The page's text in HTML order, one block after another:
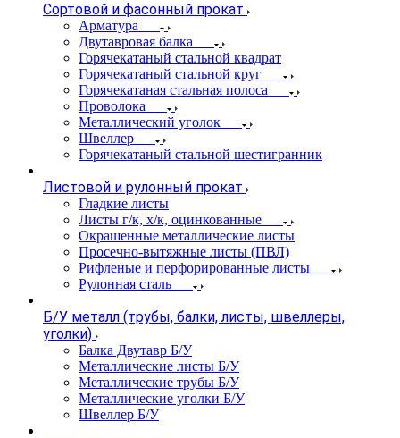
Сортовой и фасонный прокат
Арматура
Двутавровая балка
Горячекатаный стальной квадрат
Горячекатаный стальной круг
Горячекатаная стальная полоса
Проволока
Металлический уголок
Швеллер
Горячекатаный стальной шестигранник
Листовой и рулонный прокат
Гладкие листы
Листы г/к, х/к, оцинкованные
Окрашенные металлические листы
Просечно-вытяжные листы (ПВЛ)
Рифленые и перфорированные листы
Рулонная сталь
Б/У металл (трубы, балки, листы, швеллеры,
уголки)
Балка Двутавр Б/У
Металлические листы Б/У
Металлические трубы Б/У
Металлические уголки Б/У
Швеллер Б/У